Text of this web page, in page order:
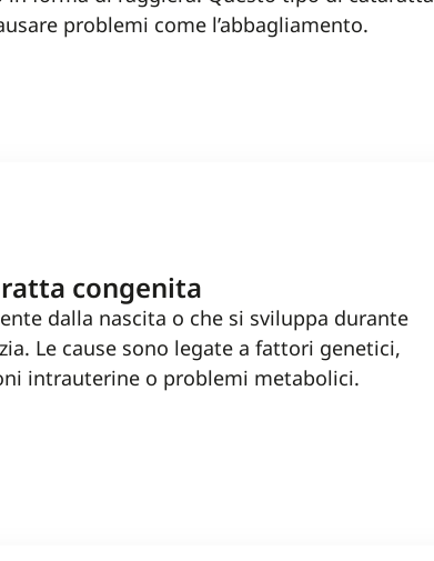
problemi come l’abbagliamento.
congenita
dalla nascita o che si sviluppa durante
Le cause sono legate a fattori genetici,
intrauterine o problemi metabolici.